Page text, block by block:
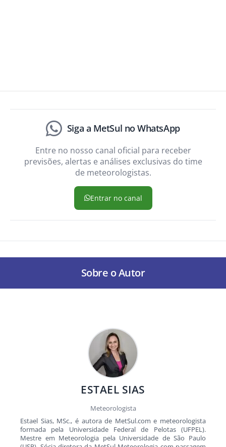
Siga a MetSul no WhatsApp
Entre no nosso canal oficial para receber
previsões, alertas e análises exclusivas do time
de meteorologistas.
Entrar no canal
Sobre o Autor
ESTAEL SIAS
Meteorologista
Estael Sias, MSc., é autora de MetSul.com e meteorologista
formada pela Universidade Federal de Pelotas (UFPEL).
Mestre em Meteorologia pela Universidade de São Paulo